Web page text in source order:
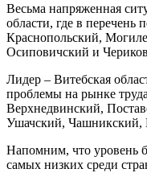
Весьма напряженная
области, где в
Краснопольский,
Осиповичский и
Лидер – Витебская
проблемы на рынке
Верхнедвинский,
Ушачский,
Напомним, что уровень
самых низких среди